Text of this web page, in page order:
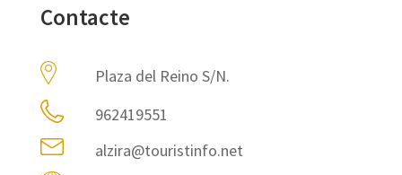
Contacte
Plaza del Reino S/N.
962419551
alzira@touristinfo.net